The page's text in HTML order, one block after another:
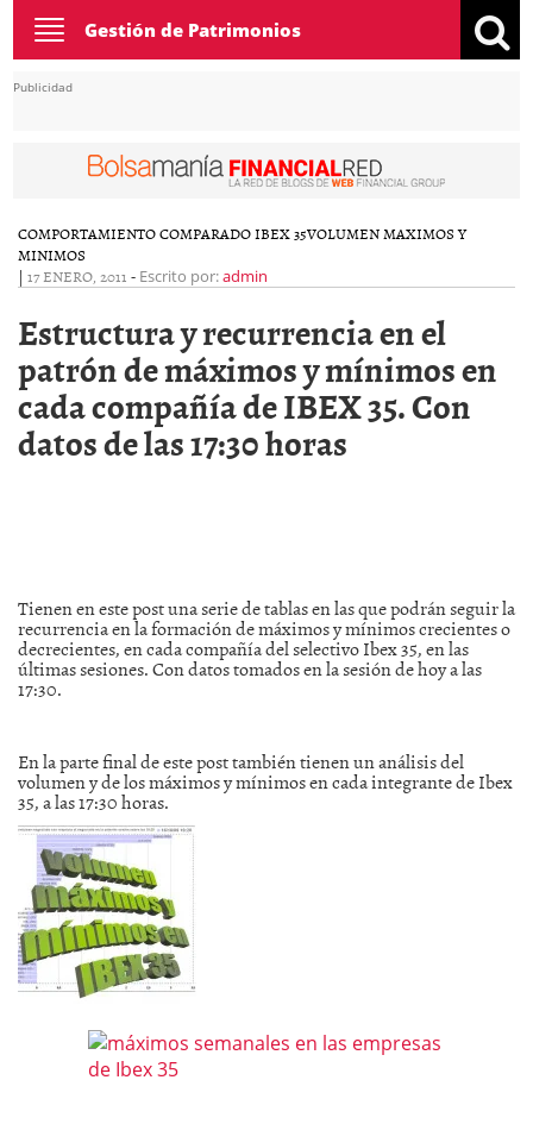
Toggle
navigation
Gestión de Patrimonios
Publicidad
COMPORTAMIENTO COMPARADO IBEX 35VOLUMEN MAXIMOS Y
MINIMOS
| 17 ENERO, 2011 - Escrito por:admin
Estructura y recurrencia en el
patrón de máximos y mínimos en
cada compañía de IBEX 35. Con
datos de las 17:30 horas
Tienen en este post una serie de tablas en las que podrán seguir la
recurrencia en la formación de máximos y mínimos crecientes o
decrecientes, en cada compañía del selectivo Ibex 35, en las
últimas sesiones. Con datos tomados en la sesión de hoy a las
17:30.
En la parte final de este post también tienen un análisis del
volumen y de los máximos y mínimos en cada integrante de Ibex
35, a las 17:30 horas.